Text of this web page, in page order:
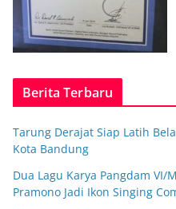
Berita Terbaru
Tarung Derajat Siap Latih
Kota Bandung
Dua Lagu Karya Pangdam
Pramono Jadi Ikon Singing